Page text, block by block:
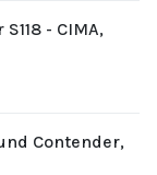
- CIMA,
Contender,